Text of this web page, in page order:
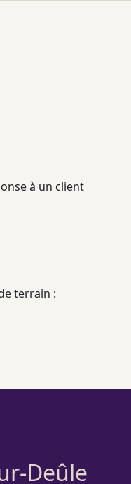
à un client
terrain :
Deûle